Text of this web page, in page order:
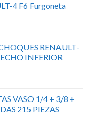
4 F6 Furgoneta
RENAULT-
INFERIOR
VASO 1/4 + 3/8 +
215 PIEZAS